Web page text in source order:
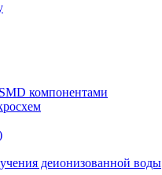
компонентами
деионизованной воды